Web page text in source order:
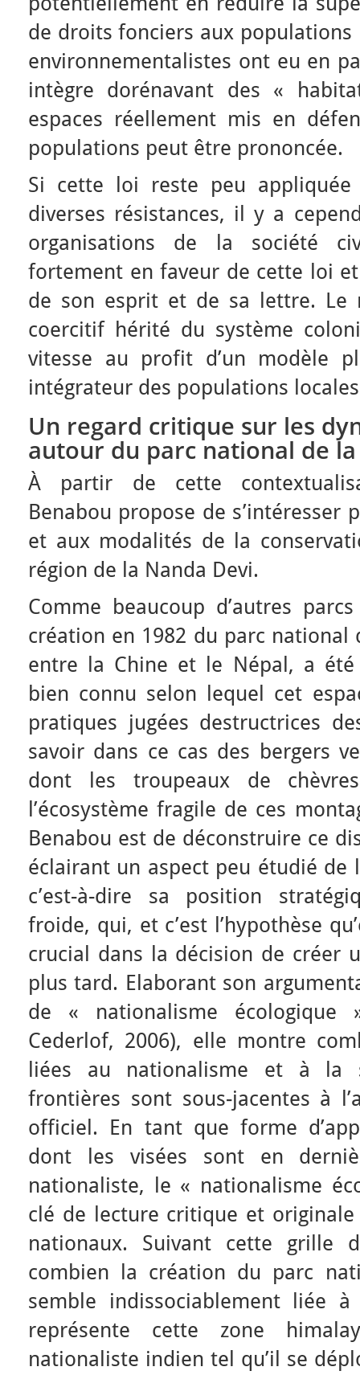
de droits fonciers aux populations
environnementalistes ont eu en
intègre dorénavant des «
espaces réellement mis en
populations peut être prononcée.
Si cette loi reste peu
diverses résistances, il y a
organisations de la société
fortement en faveur de cette loi
de son esprit et de sa lettre. Le
coercitif hérité du système
vitesse au profit d’un modèle
intégrateur des populations
Un regard critique sur les
autour du parc national de
À partir de cette
Benabou propose de s’intéresser
et aux modalités de la
région de la Nanda Devi.
Comme beaucoup d’autres
création en 1982 du parc national
entre la Chine et le Népal, a été
bien connu selon lequel cet
pratiques jugées destructrices
savoir dans ce cas des bergers
dont les troupeaux de
l’écosystème fragile de ces
Benabou est de déconstruire ce
éclairant un aspect peu étudié de
c’est-à-dire sa position
froide, qui, et c’est l’hypothèse
crucial dans la décision de créer
plus tard. Elaborant son
de « nationalisme écologique
Cederlof, 2006), elle montre
liées au nationalisme et à la
frontières sont sous-jacentes à
officiel. En tant que forme
dont les visées sont en
nationaliste, le « nationalisme
clé de lecture critique et originale
nationaux. Suivant cette grille
combien la création du parc
semble indissociablement liée à
représente cette zone
nationaliste indien tel qu’il se